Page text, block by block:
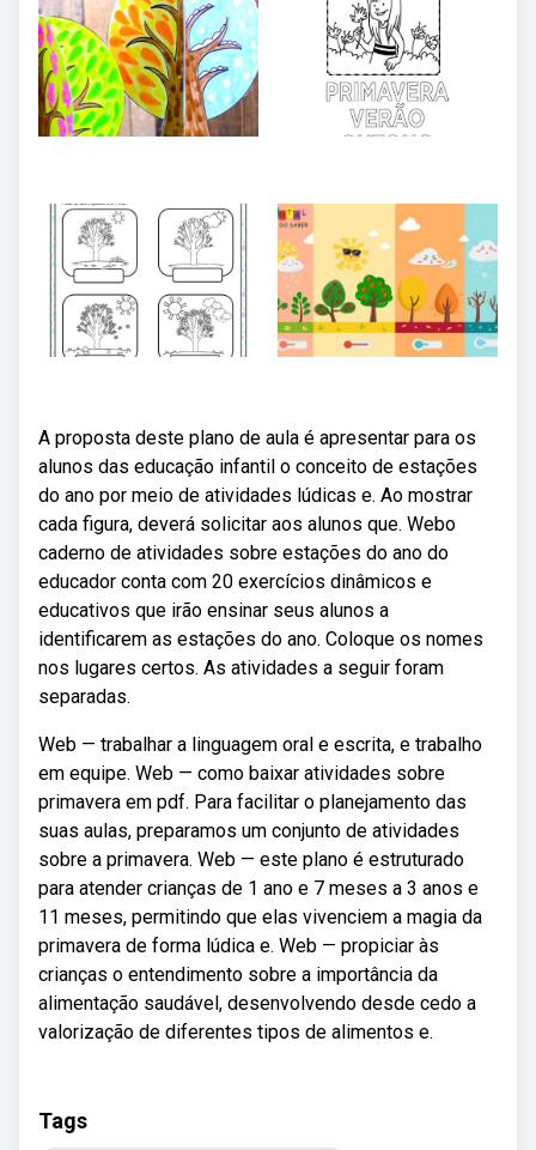
A proposta deste plano de aula é apresentar para os
alunos das educação infantil o conceito de estações
do ano por meio de atividades lúdicas e. Ao mostrar
cada figura, deverá solicitar aos alunos que. Webo
caderno de atividades sobre estações do ano do
educador conta com 20 exercícios dinâmicos e
educativos que irão ensinar seus alunos a
identificarem as estações do ano. Coloque os nomes
nos lugares certos. As atividades a seguir foram
separadas.
Web — trabalhar a linguagem oral e escrita, e trabalho
em equipe. Web — como baixar atividades sobre
primavera em pdf. Para facilitar o planejamento das
suas aulas, preparamos um conjunto de atividades
sobre a primavera. Web — este plano é estruturado
para atender crianças de 1 ano e 7 meses a 3 anos e
11 meses, permitindo que elas vivenciem a magia da
primavera de forma lúdica e. Web — propiciar às
crianças o entendimento sobre a importância da
alimentação saudável, desenvolvendo desde cedo a
valorização de diferentes tipos de alimentos e.
Tags